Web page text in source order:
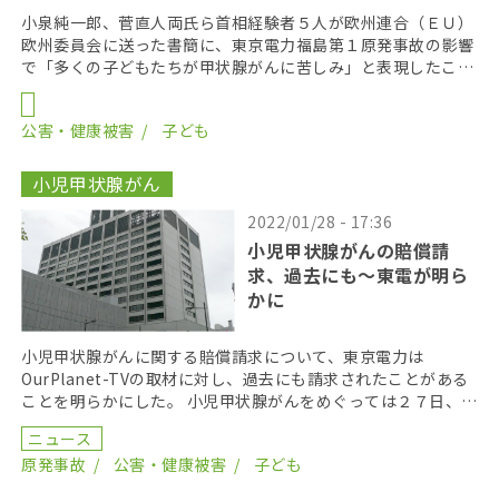
る
小泉純一郎、菅直人両氏ら首相経験者５人が欧州連合（ＥＵ）
欧州委員会に送った書簡に、東京電力福島第１原発事故の影響
で「多くの子どもたちが甲状腺がんに苦しみ」と表現したこと
をめぐり、岸田文雄首相は２月２日の衆議院予算委員会で […]
公害・健康被害
子ども
小児甲状腺がん
2022/01/28 - 17:36
小児甲状腺がんの賠償請
求、過去にも〜東電が明ら
かに
小児甲状腺がんに関する賠償請求について、東京電力は
OurPlanet-TVの取材に対し、過去にも請求されたことがある
ことを明らかにした。 小児甲状腺がんをめぐっては２７日、福
島原発事故当時、福島県内に住んでいた男女６人が […]
ニュース
原発事故
公害・健康被害 子ども